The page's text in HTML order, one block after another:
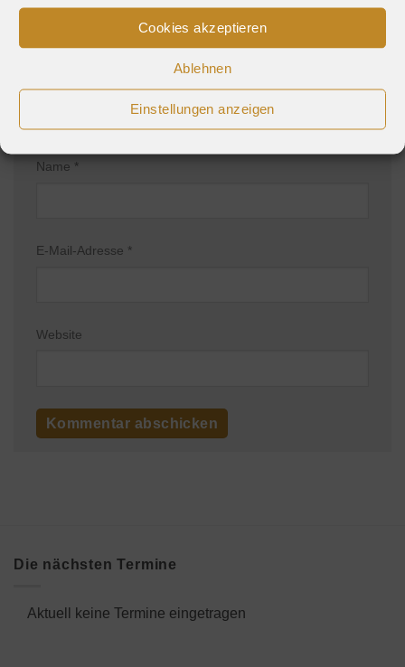
Cookies akzeptieren
Ablehnen
Einstellungen anzeigen
Kommentar*
Name *
E-Mail-Adresse *
Website
Die nächsten Termine
Aktuell keine Termine eingetragen